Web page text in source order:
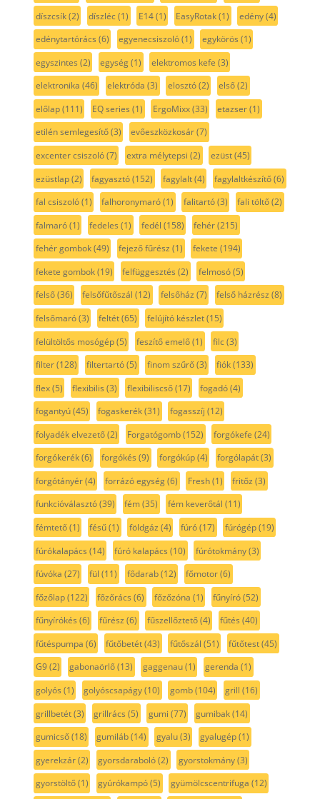
díszcsík(2) díszléc(1) E14(1) EasyRotak(1) edény(4)
edénytartórács (6) egyenecsiszoló(1) egykörös (1)
egyszintes (2) egység(1) elektromos kefe (3)
elektronika (46) elektróda (3) elosztó(2) első(2)
előlap(111) EQ series (1) ErgoMixx(33) etazser(1)
etilén semlegesítő(3) evőeszközkosár(7)
excenter csiszoló(7) extra mélytepsi (2) ezüst(45)
ezüstlap(2) fagyasztó(152) fagylalt(4) fagylaltkészítő(6)
fal csiszoló(1) falhoronymaró(1) falitartó(3) fali töltő(2)
falmaró(1) fedeles (1) fedél (158) fehér(215)
fehér gombok(49) fejező fűrész (1) fekete (194)
fekete gombok(19) felfüggesztés (2) felmosó(5)
felső(36) felsőfűtőszál (12) felsőház (7) felső házrész (8)
felsőmaró(3) feltét(65) felújító készlet(15)
felültöltős mosógép(5) feszítő emelő(1) filc(3)
filter(128) filtertartó(5) finom szűrő(3) fiók(133)
flex(5) flexibilis (3) flexibiliscső(17) fogadó(4)
fogantyú(45) fogaskerék(31) fogasszíj (12)
folyadék elvezető(2) Forgatógomb(152) forgókefe (24)
forgókerék(6) forgókés (9) forgókúp(4) forgólapát(3)
forgótányér(4) forrázó egység(6) Fresh(1) fritőz (3)
funkcióválasztó(39) fém(35) fém keverőtál (11)
fémtető(1) fésű(1) földgáz (4) fúró(17) fúrógép(19)
fúrókalapács (14) fúró kalapács (10) fúrótokmány(3)
fúvóka (27) fül (11) fődarab(12) főmotor(6)
főzőlap(122) főzőrács (6) főzőzóna (1) fűnyíró(52)
fűnyírókés (6) fűrész (6) fűszellőztető(4) fűtés (40)
fűtéspumpa (6) fűtőbetét(43) fűtőszál (51) fűtőtest(45)
G9(2) gabonaörlő(13) gaggenau(1) gerenda (1)
golyós (1) golyóscsapágy(10) gomb(104) grill (16)
grillbetét(3) grillrács (5) gumi (77) gumibak(14)
gumicső(18) gumiláb(14) gyalu(3) gyalugép(1)
gyerekzár(2) gyorsdaraboló(2) gyorstokmány(3)
gyorstöltő(1) gyúrókampó(5) gyümölcscentrifuga (12)